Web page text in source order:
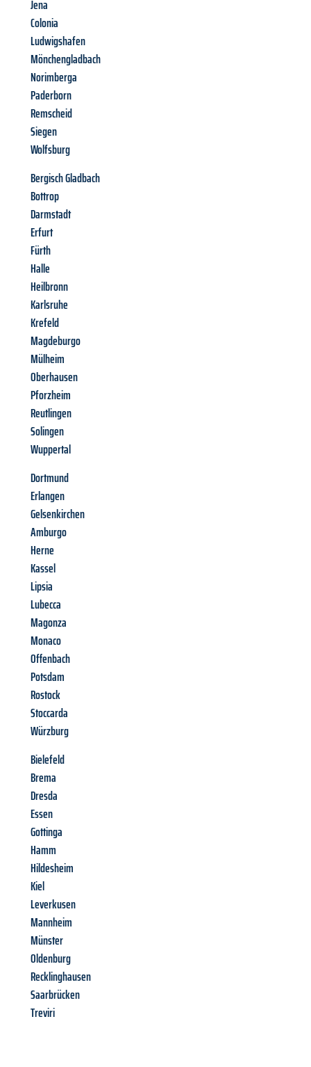
Jena
Colonia
Ludwigshafen
Mönchengladbach
Norimberga
Paderborn
Remscheid
Siegen
Wolfsburg
Bergisch Gladbach
Bottrop
Darmstadt
Erfurt
Fürth
Halle
Heilbronn
Karlsruhe
Krefeld
Magdeburgo
Mülheim
Oberhausen
Pforzheim
Reutlingen
Solingen
Wuppertal
Dortmund
Erlangen
Gelsenkirchen
Amburgo
Herne
Kassel
Lipsia
Lubecca
Magonza
Monaco
Offenbach
Potsdam
Rostock
Stoccarda
Würzburg
Bielefeld
Brema
Dresda
Essen
Gottinga
Hamm
Hildesheim
Kiel
Leverkusen
Mannheim
Münster
Oldenburg
Recklinghausen
Saarbrücken
Treviri